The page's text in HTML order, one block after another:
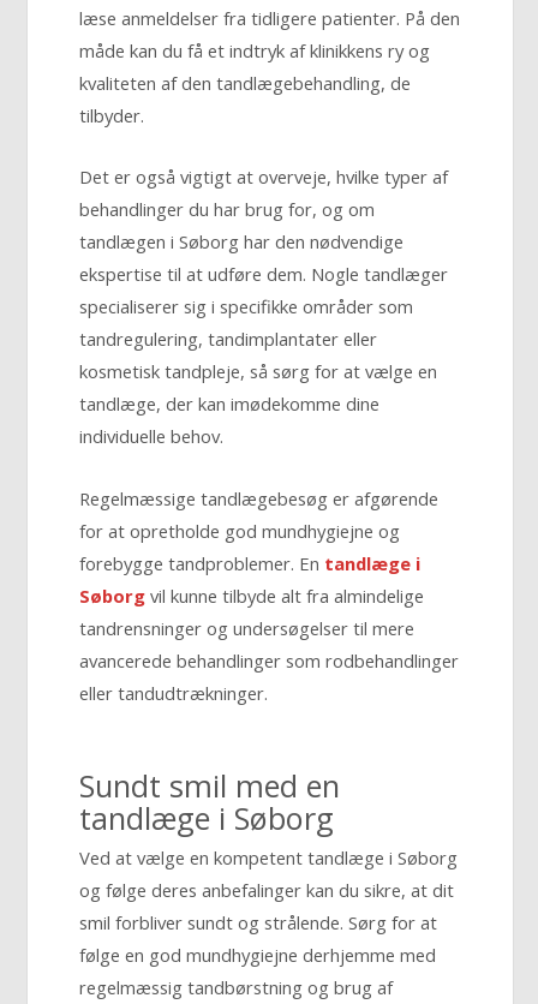
læse anmeldelser fra tidligere patienter. På den
måde kan du få et indtryk af klinikkens ry og
kvaliteten af den tandlægebehandling, de
tilbyder.
Det er også vigtigt at overveje, hvilke typer af
behandlinger du har brug for, og om
tandlægen i Søborg har den nødvendige
ekspertise til at udføre dem. Nogle tandlæger
specialiserer sig i specifikke områder som
tandregulering, tandimplantater eller
kosmetisk tandpleje, så sørg for at vælge en
tandlæge, der kan imødekomme dine
individuelle behov.
Regelmæssige tandlægebesøg er afgørende
for at opretholde god mundhygiejne og
forebygge tandproblemer. En tandlæge i
Søborgvil kunne tilbyde alt fra almindelige
tandrensninger og undersøgelser til mere
avancerede behandlinger som rodbehandlinger
eller tandudtrækninger.
Sundt smil med en
tandlæge i Søborg
Ved at vælge en kompetent tandlæge i Søborg
og følge deres anbefalinger kan du sikre, at dit
smil forbliver sundt og strålende. Sørg for at
følge en god mundhygiejne derhjemme med
regelmæssig tandbørstning og brug af